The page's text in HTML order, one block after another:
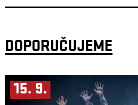
DOPORUČUJEME
15. 9.